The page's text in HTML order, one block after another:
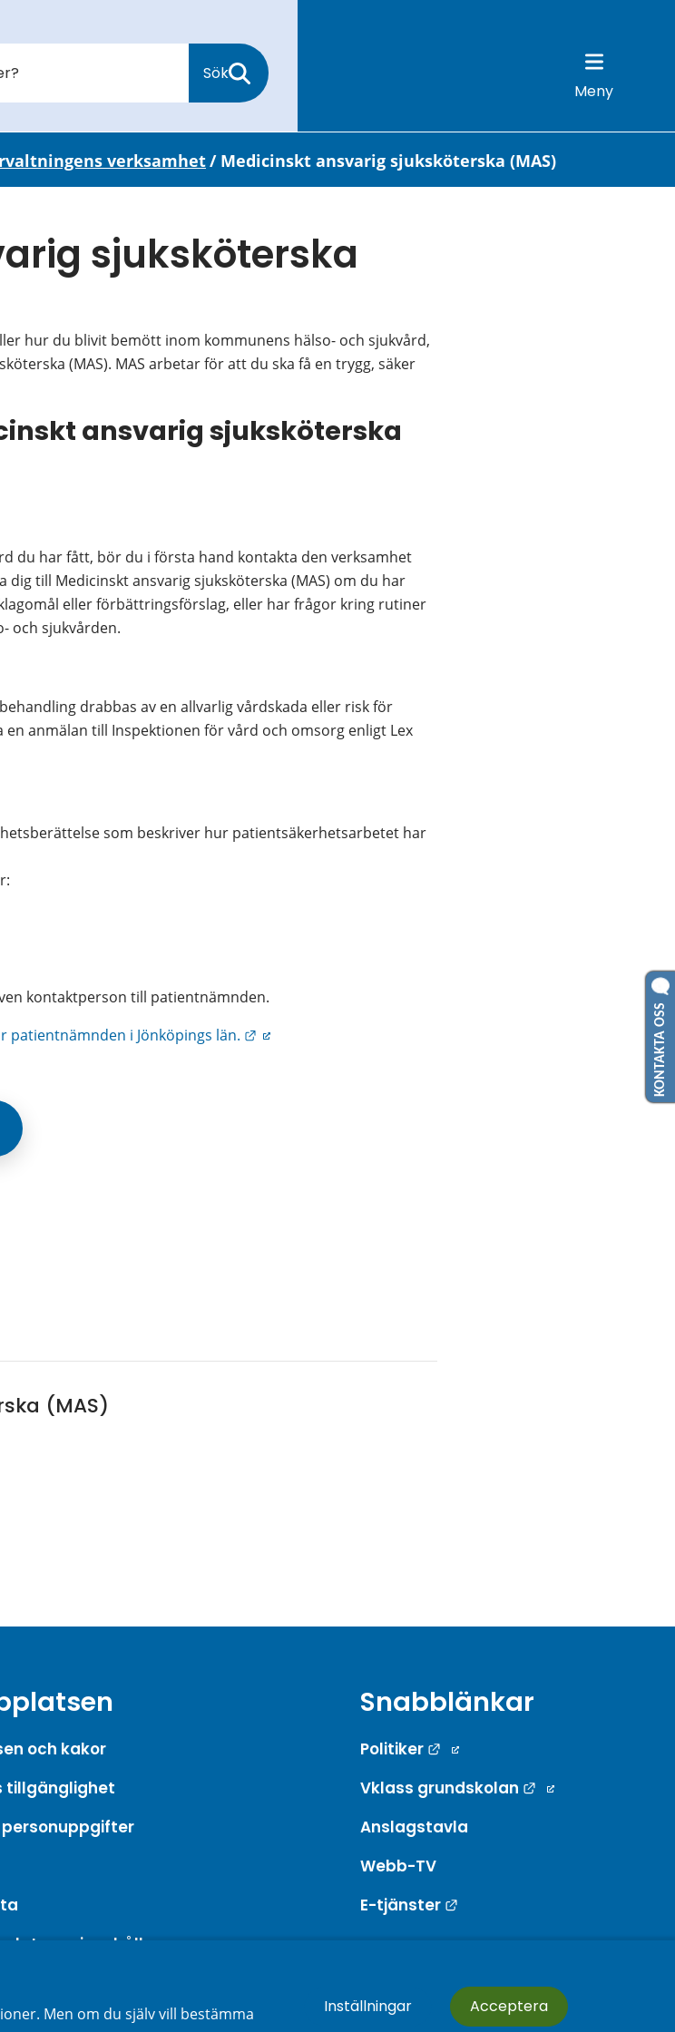
Sök
Meny
verksamhet/ Medicinskt ansvarig sjuksköterska (MAS)
sjuksköterska
hur du blivit bemött inom kommunens hälso- och sjukvård,
(MAS). MAS arbetar för att du ska få en trygg, säker
ansvarig sjuksköterska
du har fått, bör du i första hand kontakta den verksamhet
till Medicinskt ansvarig sjuksköterska (MAS) om du har
eller förbättringsförslag, eller har frågor kring rutiner
och sjukvården.
drabbas av en allvarlig vårdskada eller risk för
anmälan till Inspektionen för vård och omsorg enligt Lex
som beskriver hur patientsäkerhetsarbetet har
kontaktperson till patientnämnden.
patientnämnden i Jönköpings län. Länk till annan webbplats.
(MAS)
och kakor
tillgänglighet
innehåll
Snabblänkar
Politiker
Länk till annan webbplats.
Vklass grundskolan
Länk till annan
Anslagstavla
Webb-TV
E-tjänster
Men om du själv vill bestämma
Inställningar Acceptera
KONTAKTA OSS